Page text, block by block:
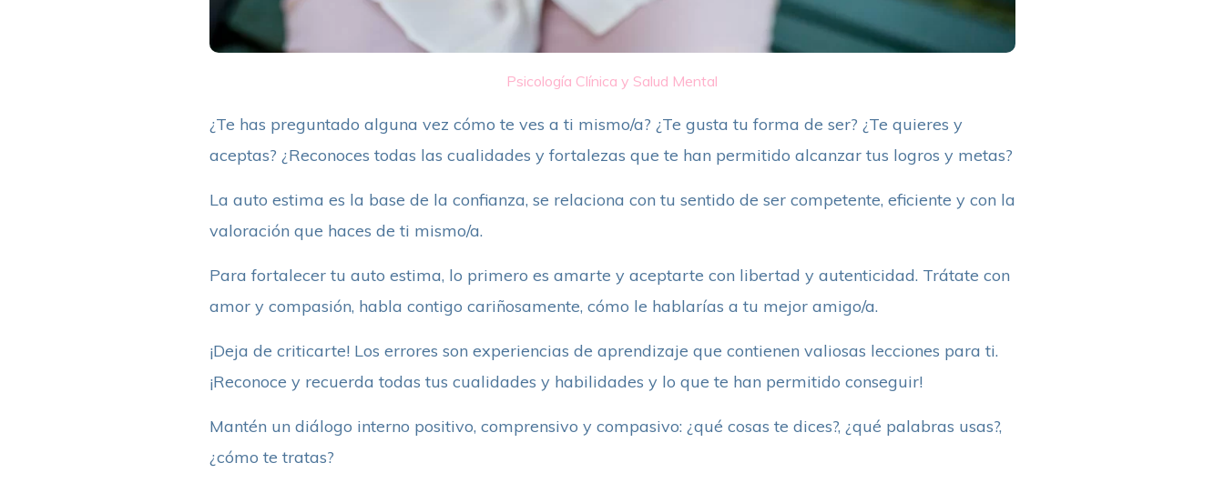
Psicología Clínica y Salud Mental
¿Te has preguntado alguna vez cómo te ves a ti mismo/a? ¿Te gusta tu forma de ser? ¿Te quieres y
aceptas? ¿Reconoces todas las cualidades y fortalezas que te han permitido alcanzar tus logros y metas?
La auto estima es la base de la confianza, se relaciona con tu sentido de ser competente, eficiente y con la
valoración que haces de ti mismo/a.
Para fortalecer tu auto estima, lo primero es amarte y aceptarte con libertad y autenticidad. Trátate con
amor y compasión, habla contigo cariñosamente, cómo le hablarías a tu mejor amigo/a.
¡Deja de criticarte! Los errores son experiencias de aprendizaje que contienen valiosas lecciones para ti.
¡Reconoce y recuerda todas tus cualidades y habilidades y lo que te han permitido conseguir!
Mantén un diálogo interno positivo, comprensivo y compasivo: ¿qué cosas te dices?, ¿qué palabras usas?,
¿cómo te tratas?